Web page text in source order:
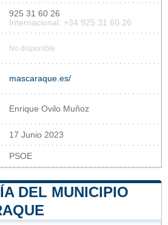
925 31 60 26
Internacional: +34 925 31 60 26
No disponible
mascaraque.es/
Enrique Ovilo Muñoz
17 Junio 2023
PSOE
DEL MUNICIPIO